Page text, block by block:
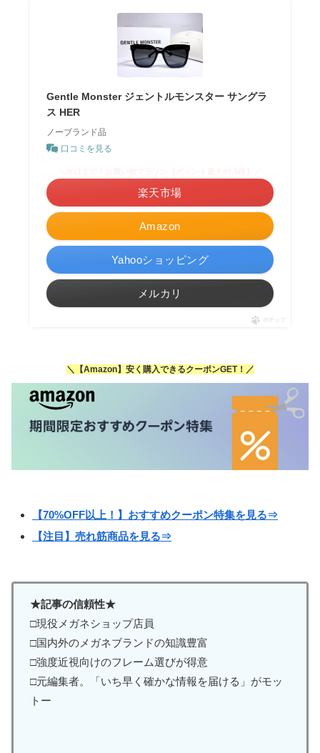
Gentle Monster ジェントルモンスター サングラ
ス HER
ノーブランド品
口コミを見る
Amazon
楽天市場
Yahooショッピング
メルカリ
ポチップ
＼【Amazon】 安く購入できるクーポンGET！ ／
【70%OFF以上！】おすすめクーポン特集を見る⇒
【注目】売れ筋商品を見る⇒
★記事の信頼性★
□現役メガネショップ店員
□国内外のメガネブランドの知識豊富
□強度近視向けのフレーム選びが得意
□元編集者。「いち早く確かな情報を届ける」がモッ
トー